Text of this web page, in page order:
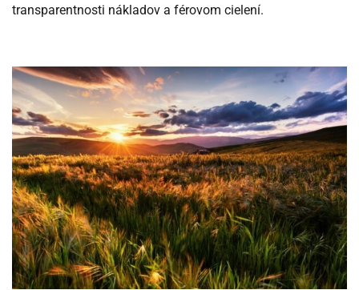
transparentnosti nákladov a férovom cielení.